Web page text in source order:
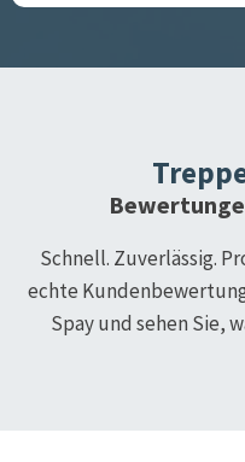
Schnell. Zuverlässig.
echte
Spayund sehen Sie,